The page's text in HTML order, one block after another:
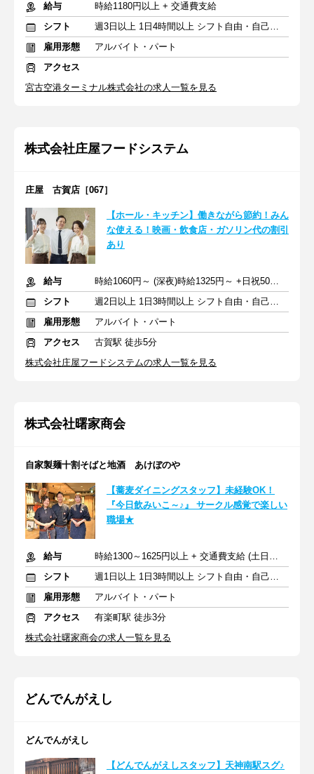
給与
時給1180円以上 + 交通費支給
シフト
週3日以上 1日4時間以上 シフト自由・自己申告
雇用形態
アルバイト・パート
アクセス
宮古空港ターミナル株式会社の求人一覧を見る
株式会社庄屋フードシステム
庄屋 古賀店［067］
【ホール・キッチン】働きながら節約！みん
な使える！映画・飲食店・ガソリン代の割引
あり
給与
時給1060円～ (深夜)時給1325円～ +日祝50円UP+交通費支給(規定)
シフト
週2日以上 1日3時間以上 シフト自由・自己申告
雇用形態
アルバイト・パート
アクセス
古賀駅 徒歩5分
株式会社庄屋フードシステムの求人一覧を見る
株式会社曙家商会
自家製麺十割そばと地酒 あけぼのや
【蕎麦ダイニングスタッフ】未経験OK！
『今日飲みいこ～♪』 サークル感覚で楽しい
職場★
給与
時給1300～1625円以上 + 交通費支給 (土日祝：時給+50円UP)
シフト
週1日以上 1日3時間以上 シフト自由・自己申告
雇用形態
アルバイト・パート
アクセス
有楽町駅 徒歩3分
株式会社曙家商会の求人一覧を見る
どんでんがえし
どんでんがえし
【どんでんがえしスタッフ】天神南駅スグ♪